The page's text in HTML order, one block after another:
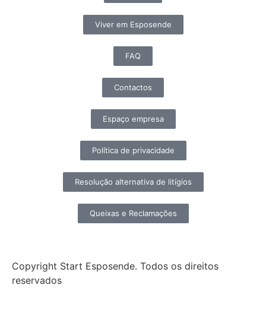
Viver em Esposende
FAQ
Contactos
Espaço empresa
Política de privacidade
Resolução alternativa de litígios
Queixas e Reclamações
Copyright Start Esposende. Todos os direitos
reservados